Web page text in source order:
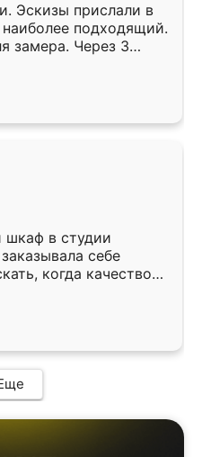
Эскизы прислали в
подходящий.
замера. Через 3
готова. Остались
Ренессанс
работу!
шкаф в студии
себе
когда качеством
кухня уже почти